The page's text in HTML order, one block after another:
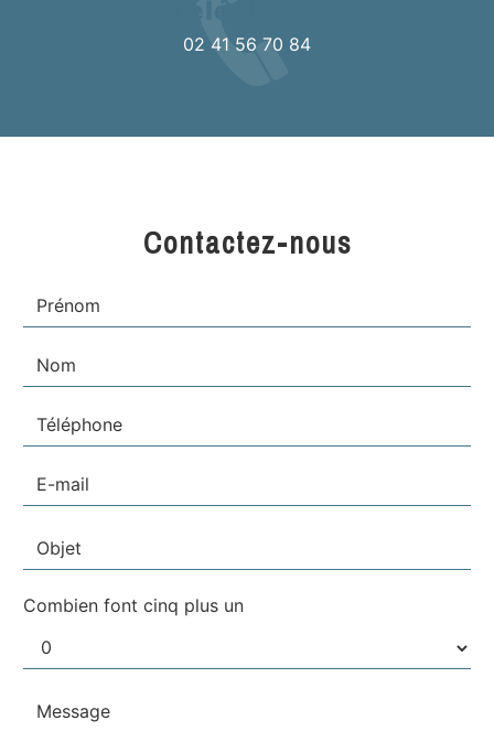
02 41 56 70 84
Contactez-nous
Combien font cinq plus un